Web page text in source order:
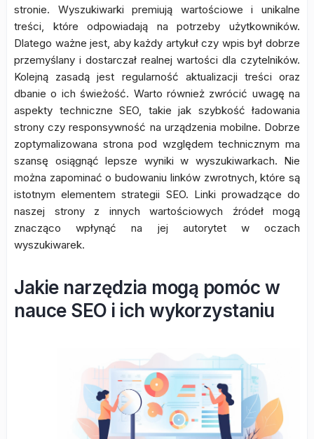
stronie. Wyszukiwarki premiują wartościowe i unikalne
treści, które odpowiadają na potrzeby użytkowników.
Dlatego ważne jest, aby każdy artykuł czy wpis był dobrze
przemyślany i dostarczał realnej wartości dla czytelników.
Kolejną zasadą jest regularność aktualizacji treści oraz
dbanie o ich świeżość. Warto również zwrócić uwagę na
aspekty techniczne SEO, takie jak szybkość ładowania
strony czy responsywność na urządzenia mobilne. Dobrze
zoptymalizowana strona pod względem technicznym ma
szansę osiągnąć lepsze wyniki w wyszukiwarkach. Nie
można zapominać o budowaniu linków zwrotnych, które są
istotnym elementem strategii SEO. Linki prowadzące do
naszej strony z innych wartościowych źródeł mogą
znacząco wpłynąć na jej autorytet w oczach
wyszukiwarek.
Jakie narzędzia mogą pomóc w
nauce SEO i ich wykorzystaniu